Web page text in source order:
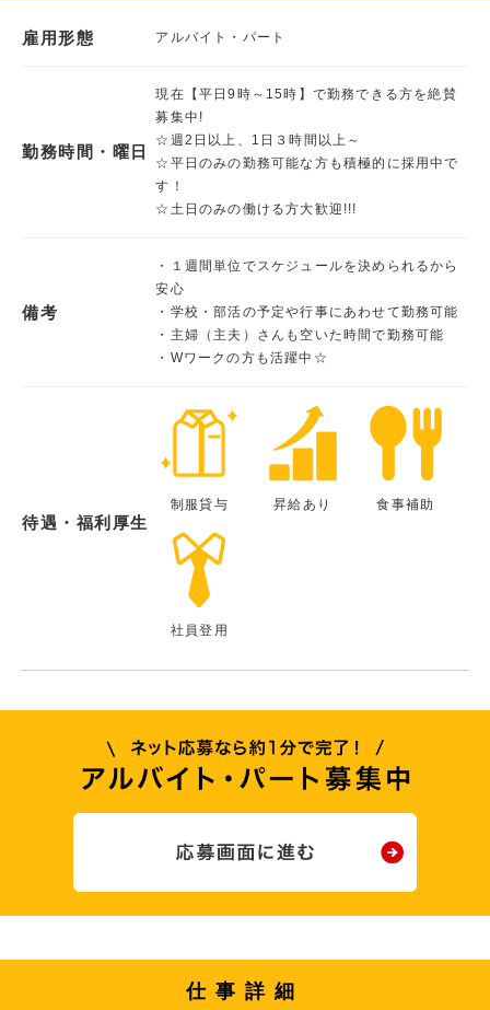
雇用形態 アルバイト・パート
勤務時間・曜日
現在【平日9時～15時】で勤務できる方を絶賛
募集中!
☆週2日以上、1日３時間以上～
☆平日のみの勤務可能な方も積極的に採用中で
す！
☆土日のみの働ける方大歓迎!!!
備考
・１週間単位でスケジュールを決められるから
安心
・学校・部活の予定や行事にあわせて勤務可能
・主婦（主夫）さんも空いた時間で勤務可能
・Wワークの方も活躍中☆
待遇・福利厚生
制服貸与 昇給あり 食事補助
社員登用
仕事詳細